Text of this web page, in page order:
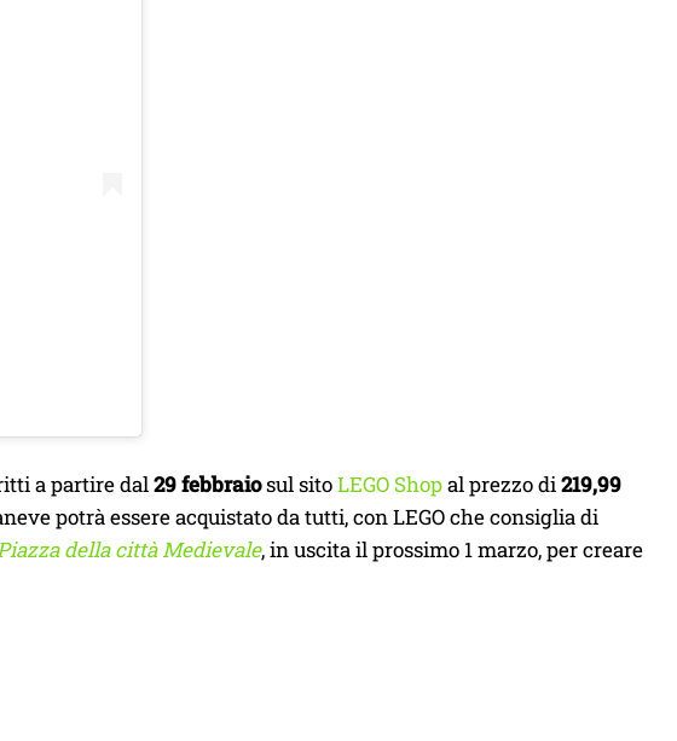
a partire dal29 febbraiosul sitoLEGO Shopal prezzo di219,99
potrà essere acquistato da tutti, con LEGO che consiglia di
della città Medievale, in uscita il prossimo 1 marzo, per creare